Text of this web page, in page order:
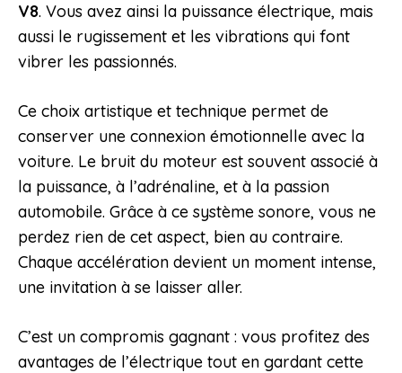
V8. Vous avez ainsi la puissance électrique, mais
aussi le rugissement et les vibrations qui font
vibrer les passionnés.
Ce choix artistique et technique permet de
conserver une connexion émotionnelle avec la
voiture. Le bruit du moteur est souvent associé à
la puissance, à l’adrénaline, et à la passion
automobile. Grâce à ce système sonore, vous ne
perdez rien de cet aspect, bien au contraire.
Chaque accélération devient un moment intense,
une invitation à se laisser aller.
C’est un compromis gagnant : vous profitez des
avantages de l’électrique tout en gardant cette